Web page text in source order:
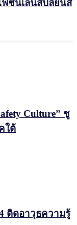
ฟชั่นเลนส์ปลี่ยนสี
Culture” ชู
ใต้
ติดอาวุธความรู้